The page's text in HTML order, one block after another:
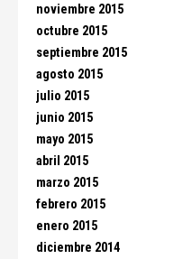
noviembre 2015
octubre 2015
septiembre 2015
agosto 2015
julio 2015
junio 2015
mayo 2015
abril 2015
marzo 2015
febrero 2015
enero 2015
diciembre 2014